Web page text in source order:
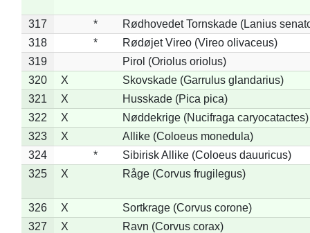
317 *
Rødhovedet Tornskade (Lanius
318
*
Rødøjet Vireo (Vireo olivaceus)
319
Pirol (Oriolus oriolus)
320
X
Skovskade (Garrulus glandarius)
321
X
Husskade (Pica pica)
322
X
Nøddekrige (Nucifraga caryocatactes)
323
X
Allike (Coloeus monedula)
324
*
Sibirisk Allike (Coloeus dauuricus)
325
X Råge (Corvus frugilegus)
326 X
Sortkrage (Corvus corone)
327
X
Ravn (Corvus corax)